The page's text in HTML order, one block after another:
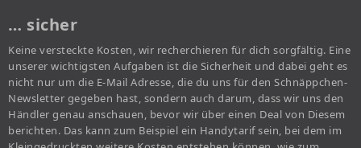
… sicher
Keine versteckte Kosten, wir recherchieren für dich sorgfältig. Eine
unserer wichtigsten Aufgaben ist die Sicherheit und dabei geht es
nicht nur um die E-Mail Adresse, die du uns für den Schnäppchen-
Newsletter gegeben hast, sondern auch darum, dass wir uns den
Händler genau anschauen, bevor wir über einen Deal von Diesem
berichten. Das kann zum Beispiel ein Handytarif sein, bei dem im